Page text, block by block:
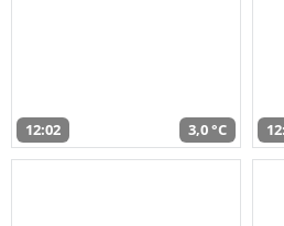
12:02 3,0 °C